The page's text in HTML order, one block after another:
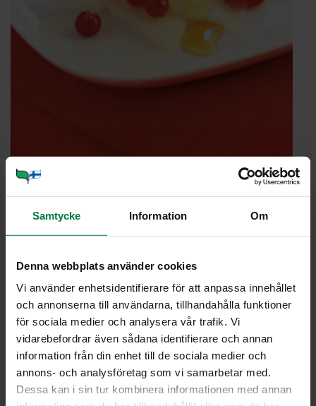
Samtycke Information Om
Denna webbplats använder cookies
Vi använder enhetsidentifierare för att anpassa innehållet
och annonserna till användarna, tillhandahålla funktioner
för sociala medier och analysera vår trafik. Vi
vidarebefordrar även sådana identifierare och annan
information från din enhet till de sociala medier och
annons- och analysföretag som vi samarbetar med.
Dessa kan i sin tur kombinera informationen med annan
Portioner
Ohje
0.5 kpl hunajamelonia
0.5l punaherukoita
juoksevaa hunajaa
Leikkaa meloni pituussuunnassa puoliksi ja poista
siemenet ruokalusikalla. Leikkaa puolikkaat edelleen
kapeammiksi viipaleiksi. Irrota hedelmäliha kuoresta ja